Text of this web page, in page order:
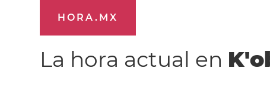
HORA.MX
La hora actual en